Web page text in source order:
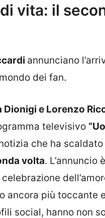
vita: il
annunciano
dei fan.
Dionigi e Lorenzo
televisivo
che ha
volta.
ancora più toccante
social, hanno non